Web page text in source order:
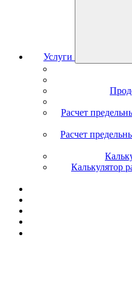
Услуги
Расчет
Расчет
Калькулятор